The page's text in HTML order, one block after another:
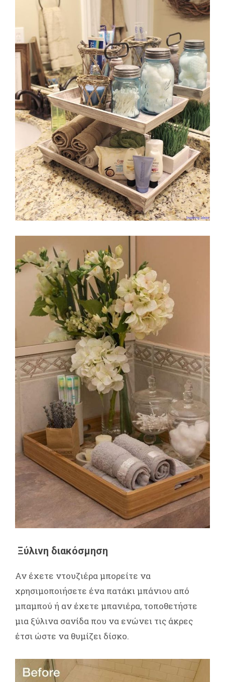
Ξύλινη διακόσμηση
Αν έχετε ντουζιέρα μπορείτε να
χρησιμοποιήσετε ένα πατάκι μπάνιου από
μπαμπού ή αν έχετε μπανιέρα, τοποθετήστε
μια ξύλινα σανίδα που να ενώνει τις άκρες
έτσι ώστε να θυμίζει δίσκο.